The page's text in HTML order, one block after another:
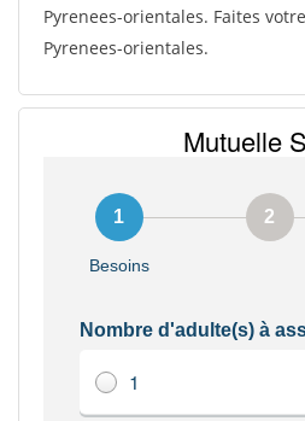
Pyrenees-orientales. Faites
Pyrenees-orientales.